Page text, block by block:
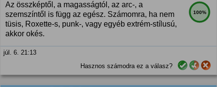
100%
Az összképtől, a magasságtól, az arc-, a
szemszíntől is függ az egész. Számomra, ha nem
tüsis, Roxette-s, punk-, vagy egyéb extrém-stílusú,
akkor okés.
júl. 6. 21:13
Hasznos számodra ez a válasz?